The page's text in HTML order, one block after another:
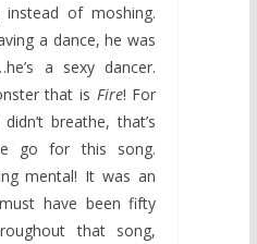
instead of moshing.
a dance, he was
a sexy dancer.
that is Fire! For
breathe, that’s
go for this song.
mental! It was an
have been fifty
that song,